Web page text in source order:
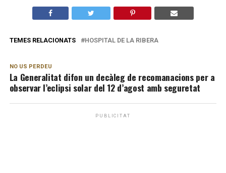
TEMES RELACIONATS HOSPITAL DE LA RIBERA
NO US PERDEU
La Generalitat difon un decàleg de recomanacions per a
observar l’eclipsi solar del 12 d’agost amb seguretat
PUBLICITAT